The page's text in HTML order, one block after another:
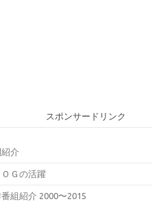
スポンサードリンク
介
Ｇの活躍
組紹介 2000〜2015